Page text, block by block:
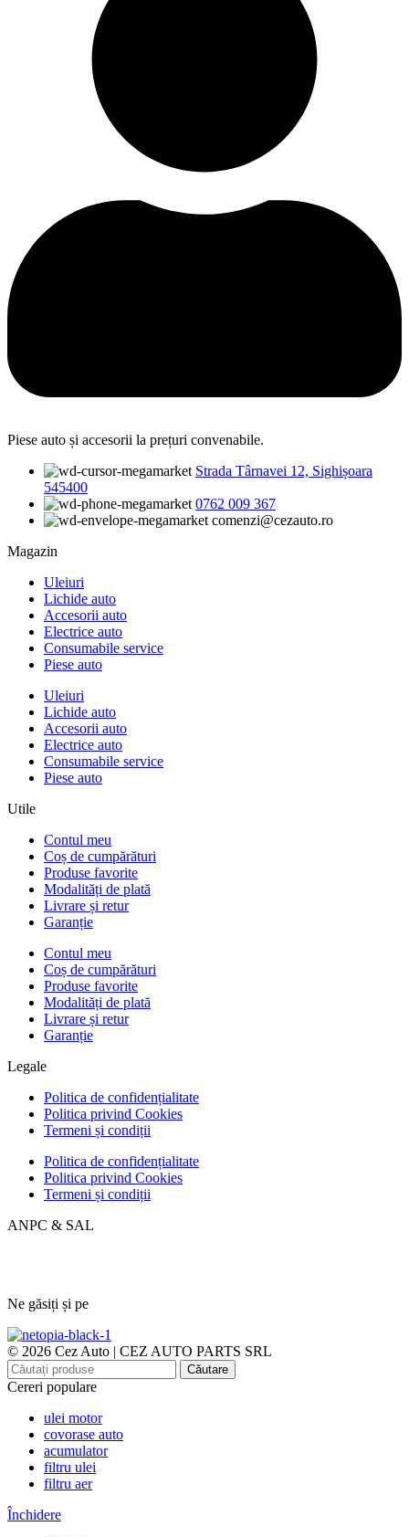
Piese auto și accesorii la prețuri convenabile.
Strada Târnavei 12, Sighișoara
545400
0762 009 367
comenzi@cezauto.ro
Magazin
Uleiuri
Lichide auto
Accesorii auto
Electrice auto
Consumabile service
Piese auto
Uleiuri
Lichide auto
Accesorii auto
Electrice auto
Consumabile service
Piese auto
Utile
Contul meu
Coș de cumpărături
Produse favorite
Modalități de plată
Livrare și retur
Garanție
Contul meu
Coș de cumpărături
Produse favorite
Modalități de plată
Livrare și retur
Garanție
Legale
Politica de confidențialitate
Politica privind Cookies
Termeni și condiții
Politica de confidențialitate
Politica privind Cookies
Termeni și condiții
ANPC & SAL
Ne găsiți și pe
© 2026 Cez Auto | CEZ AUTO PARTS SRL
Căutare
Cereri populare
ulei motor
covorase auto
acumulator
filtru ulei
filtru aer
Închidere